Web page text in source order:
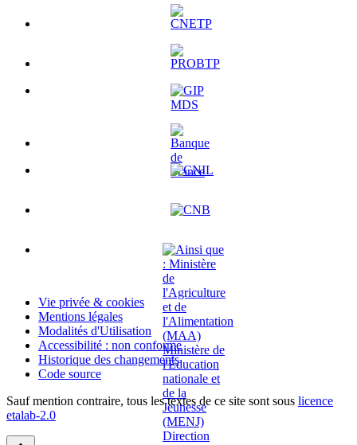
Vie privée & cookies
Mentions légales
Modalités d'Utilisation
Accessibilité : non conforme
Historique des changements
Code source
Sauf mention contraire, tous les textes de ce site sont sous licence
etalab-2.0